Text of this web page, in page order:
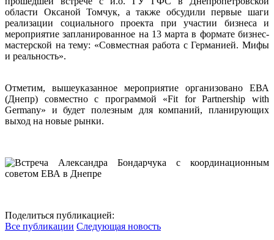
области Оксаной Томчук, а также обсудили первые шаги
реализации социального проекта при участии бизнеса и
мероприятие запланированное на 13 марта в формате бизнес-
мастерской на тему: «Совместная работа с Германией. Мифы
и реальность».
Отметим, вышеуказанное мероприятие организовано ЕВА
(Днепр) совместно с программой «Fit for Partnership with
Germany» и будет полезным для компаний, планирующих
выход на новые рынки.
Поделиться публикацией:
Все публикации Следующая новость